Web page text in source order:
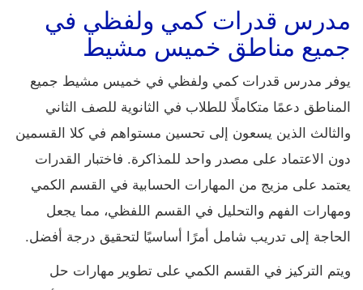
مدرس قدرات كمي ولفظي في
جميع مناطق خميس مشيط
يوفر مدرس قدرات كمي ولفظي في خميس مشيط جميع
المناطق دعمًا متكاملًا للطلاب في الثانوية للصف الثاني
والثالث الذين يسعون إلى تحسين مستواهم في كلا القسمين
دون الاعتماد على مصدر واحد للمذاكرة. فاختبار القدرات
يعتمد على مزيج من المهارات الحسابية في القسم الكمي
ومهارات الفهم والتحليل في القسم اللفظي، مما يجعل
الحاجة إلى تدريب شامل أمرًا أساسيًا لتحقيق درجة أفضل.
ويتم التركيز في القسم الكمي على تطوير مهارات حل